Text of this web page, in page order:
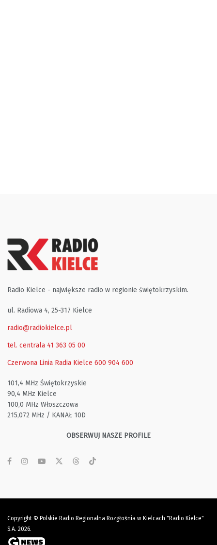
Radio Kielce - największe radio w regionie świętokrzyskim.
ul. Radiowa 4, 25-317 Kielce
radio@radiokielce.pl
tel. centrala 41 363 05 00
Czerwona Linia Radia Kielce 600 904 600
101,4 MHz Świętokrzyskie
90,4 MHz Kielce
100,0 MHz Włoszczowa
215,072 MHz / KANAŁ 10D
OBSERWUJ NASZE PROFILE
Copyright © Polskie Radio Regionalna Rozgłośnia w Kielcach "Radio Kielce"
S.A. 2026.